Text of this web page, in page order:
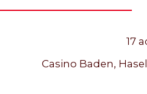
17
Casino Baden,